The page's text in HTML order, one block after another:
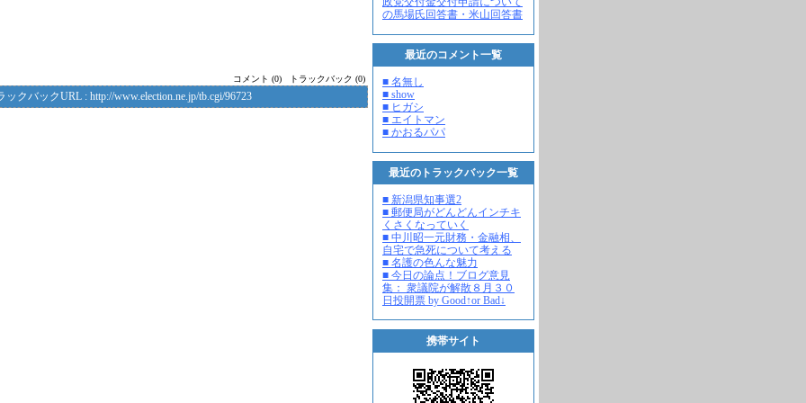
の馬場氏回答書・米山回答書
最近のコメント一覧
■ 名無し
■ show
■ ヒガシ
■ エイトマン
■ かおるパパ
最近のトラックバック一覧
■ 新潟県知事選2
■ 郵便局がどんどんインチキ
くさくなっていく
■ 中川昭一元財務・金融相、
自宅で急死について考える
■ 名護の色んな魅力
■ 今日の論点！ブログ意見
集： 衆議院が解散８月３０
日投開票 by Good↑or Bad↓
携帯サイト
コメント (0) トラックバック (0)
ックバックURL : http://www.election.ne.jp/tb.cgi/96723